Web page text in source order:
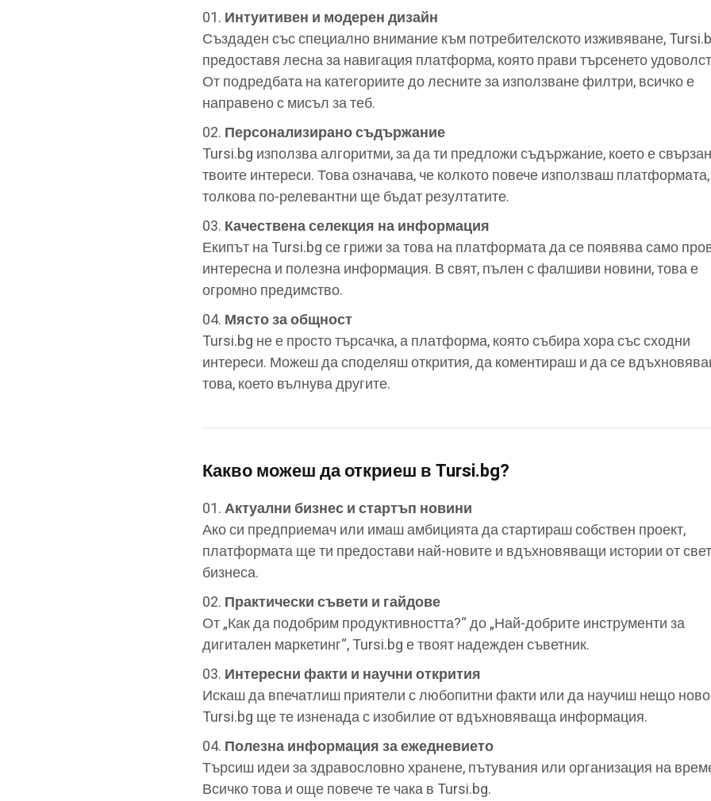
Интуитивен и модерен дизайн
Създаден със специално внимание към потребителското изживяване,
предоставя лесна за навигация платформа, която прави търсенето
От подредбата на категориите до лесните за използване филтри, всичко е
направено с мисъл за теб.
Персонализирано съдържание
Tursi.bg използва алгоритми, за да ти предложи съдържание, което е
твоите интереси. Това означава, че колкото повече използваш платформата,
толкова по-релевантни ще бъдат резултатите.
Качествена селекция на информация
Екипът на Tursi.bg се грижи за това на платформата да се появява само
интересна и полезна информация. В свят, пълен с фалшиви новини, това е
огромно предимство.
Място за общност
Tursi.bg не е просто търсачка, а платформа, която събира хора със сходни
интереси. Можеш да споделяш открития, да коментираш и да се
това, което вълнува другите.
Какво можеш да откриеш в Tursi.bg?
Актуални бизнес и стартъп новини
Ако си предприемач или имаш амбицията да стартираш собствен проект,
платформата ще ти предостави най-новите и вдъхновяващи истории от
бизнеса.
Практически съвети и гайдове
От „Как да подобрим продуктивността?“ до „Най-добрите инструменти за
дигитален маркетинг“, Tursi.bg е твоят надежден съветник.
Интересни факти и научни открития
Искаш да впечатлиш приятели с любопитни факти или да научиш нещо
Tursi.bg ще те изненада с изобилие от вдъхновяваща информация.
Полезна информация за ежедневието
Търсиш идеи за здравословно хранене, пътувания или организация на
Всичко това и още повече те чака в Tursi.bg.